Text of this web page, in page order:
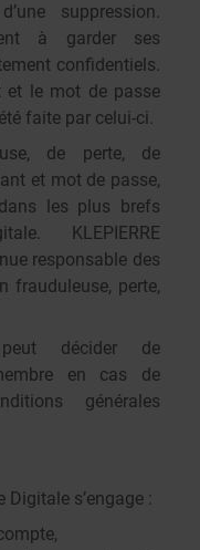
suppression.
à garder ses
confidentiels.
et le mot de passe
faite par celui-ci.
de perte, de
et mot de passe,
les plus brefs
KLEPIERRE
responsable des
frauduleuse, perte,
peut décider de
en cas de
générales
s’engage :